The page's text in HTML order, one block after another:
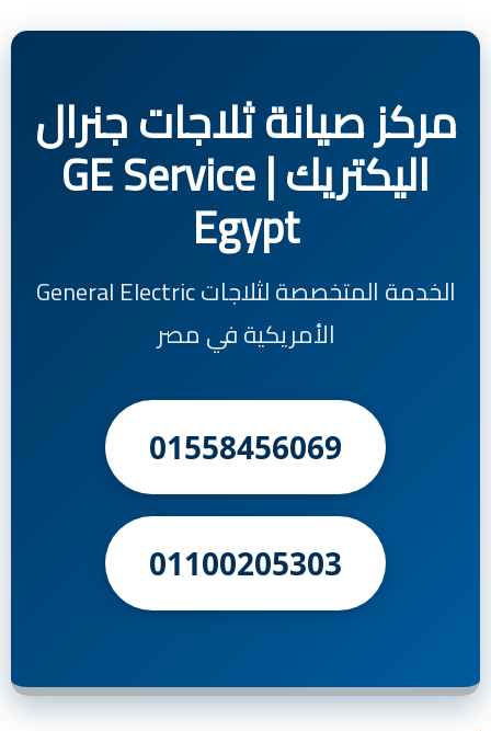
مركز صيانة ثلاجات جنرال
اليكتريك | GE Service
Egypt
الخدمة المتخصصة لثلاجات General Electric
الأمريكية في مصر
01558456069
01100205303